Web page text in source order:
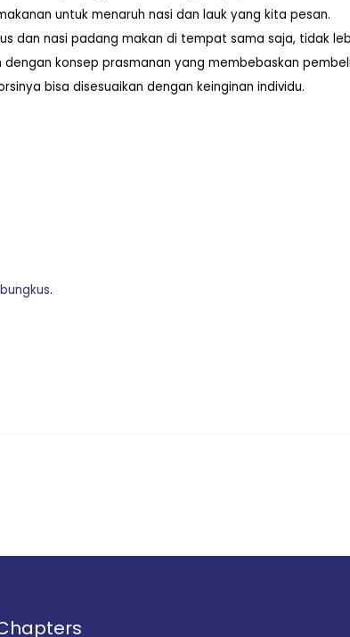
untuk menaruh nasi dan lauk yang kita pesan.
dan nasi padang makan di tempat sama saja, tidak
konsep prasmanan yang membebaskan
bisa disesuaikan dengan keinginan individu.
.